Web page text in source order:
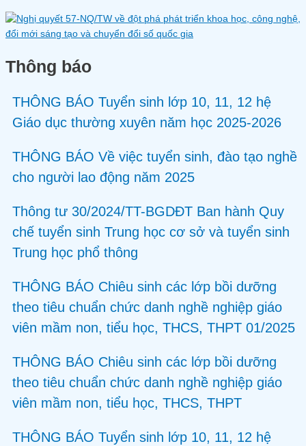
Thông báo
THÔNG BÁO Tuyển sinh lớp 10, 11, 12 hệ
Giáo dục thường xuyên năm học 2025-2026
THÔNG BÁO Về việc tuyển sinh, đào tạo nghề
cho người lao động năm 2025
Thông tư 30/2024/TT-BGDĐT Ban hành Quy
chế tuyển sinh Trung học cơ sở và tuyển sinh
Trung học phổ thông
THÔNG BÁO Chiêu sinh các lớp bồi dưỡng
theo tiêu chuẩn chức danh nghề nghiệp giáo
viên mầm non, tiểu học, THCS, THPT 01/2025
THÔNG BÁO Chiêu sinh các lớp bồi dưỡng
theo tiêu chuẩn chức danh nghề nghiệp giáo
viên mầm non, tiểu học, THCS, THPT
THÔNG BÁO Tuyển sinh lớp 10, 11, 12 hệ